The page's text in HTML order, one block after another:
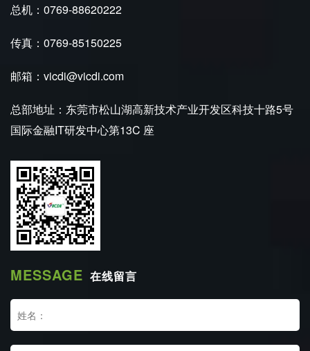
总机：0769-88620222
传真：0769-85150225
邮箱：vicdi@vicdi.com
总部地址：东莞市松山湖高新技术产业开发区科技十路5号
国际金融IT研发中心第13C 座
MESSAGE 在线留言